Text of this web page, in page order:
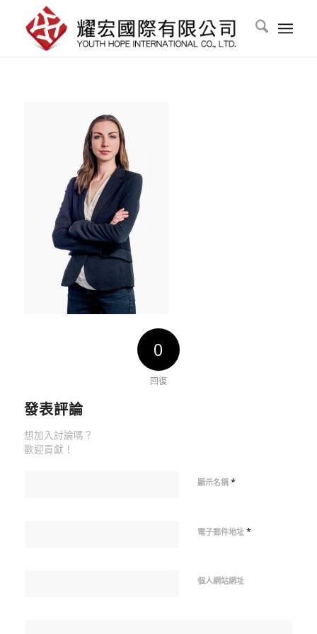
0
回復
發表評論
想加入討論嗎？
歡迎貢獻！
顯示名稱 *
電子郵件地址 *
個人網站網址